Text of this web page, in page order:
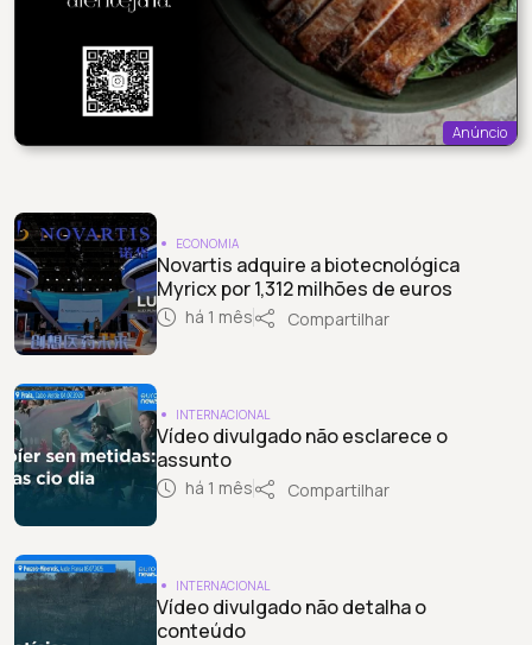
Anúncio
ECONOMIA
Novartis adquire a biotecnológica
Myricx por 1,312 milhões de euros
há 1 mês Compartilhar
INTERNACIONAL
Vídeo divulgado não esclarece o
assunto
há 1 mês Compartilhar
INTERNACIONAL
Vídeo divulgado não detalha o
conteúdo